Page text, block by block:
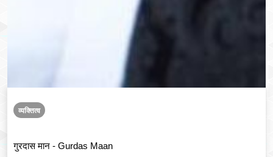
व्यक्तित्व
गुरदास मान - Gurdas Maan